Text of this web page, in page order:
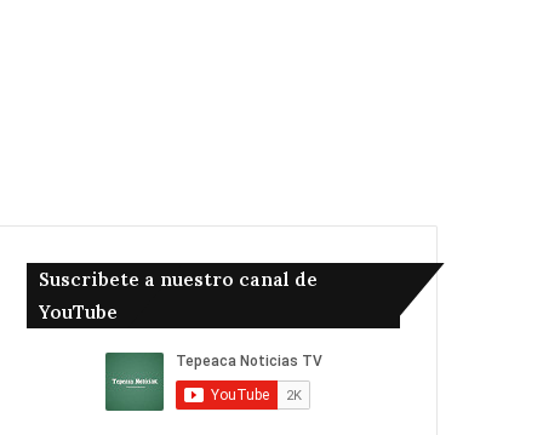
Suscribete a nuestro canal de
YouTube